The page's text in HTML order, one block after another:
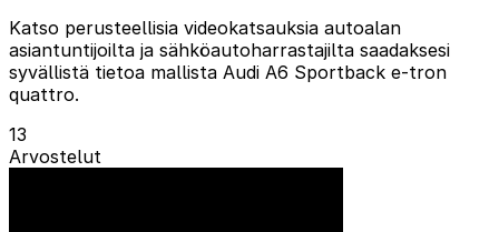
Katso perusteellisia videokatsauksia autoalan
asiantuntijoilta ja sähköautoharrastajilta saadaksesi
syvällistä tietoa mallista Audi A6 Sportback e-tron
quattro.
13
Arvostelut